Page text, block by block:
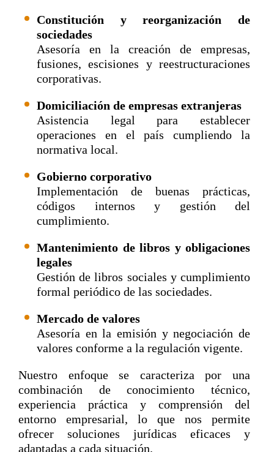
Constitución y reorganización de
sociedades
Asesoría en la creación de empresas,
fusiones, escisiones y reestructuraciones
corporativas.
Domiciliación de empresas extranjeras
Asistencia legal para establecer
operaciones en el país cumpliendo la
normativa local.
Gobierno corporativo
Implementación de buenas prácticas,
códigos internos y gestión del
cumplimiento.
Mantenimiento de libros y obligaciones
legales
Gestión de libros sociales y cumplimiento
formal periódico de las sociedades.
Mercado de valores
Asesoría en la emisión y negociación de
valores conforme a la regulación vigente.
Nuestro enfoque se caracteriza por una
combinación de conocimiento técnico,
experiencia práctica y comprensión del
entorno empresarial, lo que nos permite
ofrecer soluciones jurídicas eficaces y
adaptadas a cada situación.